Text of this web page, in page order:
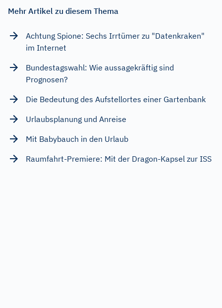
Mehr Artikel zu diesem Thema
Achtung Spione: Sechs Irrtümer zu "Datenkraken"
im Internet
Bundestagswahl: Wie aussagekräftig sind
Prognosen?
Die Bedeutung des Aufstellortes einer Gartenbank
Urlaubsplanung und Anreise
Mit Babybauch in den Urlaub
Raumfahrt-Premiere: Mit der Dragon-Kapsel zur ISS